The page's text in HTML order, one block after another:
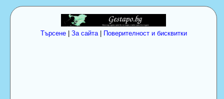
Търсене| За сайта| Поверителност и бисквитки